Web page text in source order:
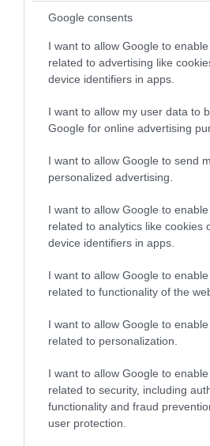
Google consents
I want to allow Google to
related to advertising like
device identifiers in apps.
I want to allow my user data to
Google for online advertising
I want to allow Google to send
personalized advertising.
I want to allow Google to
related to analytics like cookies
device identifiers in apps.
I want to allow Google to
related to functionality of the
I want to allow Google to
related to personalization.
I want to allow Google to
related to security, including
functionality and fraud
user protection.
Αθήνα: Απομακρύνθηκαν
αντικείμενα από
«Οι εντελώς αθώοι»: Η
τα ζώα που χάθηκαν στις